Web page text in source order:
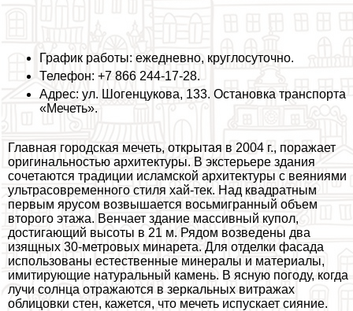
График работы: ежедневно, круглосуточно.
Телефон: +7 866 244-17-28.
Адрес: ул. Шогенцукова, 133. Остановка трaнcпорта
«Мечеть».
Главная городская мечеть, открытая в 2004 г., поражает
оригинальностью архитектуры. В экстерьере здания
сочетаются традиции исламской архитектуры с веяниями
ультрасовременного стиля хай-тек. Над квадратным
первым ярусом возвышается восьмигранный объем
второго этажа. Венчает здание массивный купол,
достигающий высоты в 21 м. Рядом возведены два
изящных 30-метровых минарета. Для отделки фасада
использованы естественные минералы и материалы,
имитирующие натуральный камень. В ясную погоду, когда
лучи солнца отражаются в зеркальных витражах
облицовки стен, кажется, что мечеть испускает сияние.